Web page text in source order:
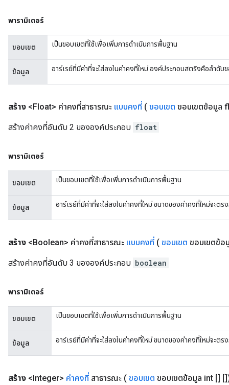
พารามิเตอร์
ขอบเขต เป็นขอบเขตที่ใช้เพื่อเพิ่มการดำเนินการพื้นฐาน
ข้อมูล อาร์เรย์ที่มีค่าที่จะใส่ลงในค่าคงที่ใหม่ องค์ประกอบสตริงคือลำดับ
สร้าง <Float> ค่าคงที่สาธารณะ แบบคงที่ ( ขอบเขต ขอบเขตข้อมูล
สร้างค่าคงที่อันดับ 2 ขององค์ประกอบ float
พารามิเตอร์
ขอบเขต เป็นขอบเขตที่ใช้เพื่อเพิ่มการดำเนินการพื้นฐาน
ข้อมูล อาร์เรย์ที่มีค่าที่จะใส่ลงในค่าคงที่ใหม่ ขนาดของค่าคงที่ใหม่จะตร
สร้าง <Boolean> ค่าคงที่สาธารณะ แบบคงที่ ( ขอบเขต ขอบเขตข้
สร้างค่าคงที่อันดับ 3 ขององค์ประกอบ boolean
พารามิเตอร์
ขอบเขต เป็นขอบเขตที่ใช้เพื่อเพิ่มการดำเนินการพื้นฐาน
ข้อมูล อาร์เรย์ที่มีค่าที่จะใส่ลงในค่าคงที่ใหม่ ขนาดของค่าคงที่ใหม่จะตร
สร้าง <Integer> ค่าคงที่ สาธารณะ ( ขอบเขต ขอบเขตข้อมูล int []